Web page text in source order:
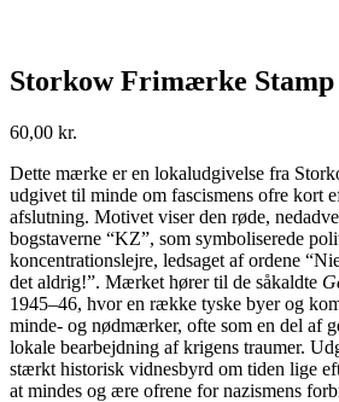
Storkow Frimærke Stamp
60,00 kr.
Dette mærke er en lokaludgivelse fra
udgivet til minde om fascismens ofre kort
afslutning. Motivet viser den røde,
bogstaverne “KZ”, som symboliserede
koncentrationslejre, ledsaget af ordene
det aldrig!”. Mærket hører til de såkaldte
1945–46, hvor en række tyske byer og
minde- og nødmærker, ofte som en del af
lokale bearbejdning af krigens traumer.
stærkt historisk vidnesbyrd om tiden lige
at mindes og ære ofrene for nazismens